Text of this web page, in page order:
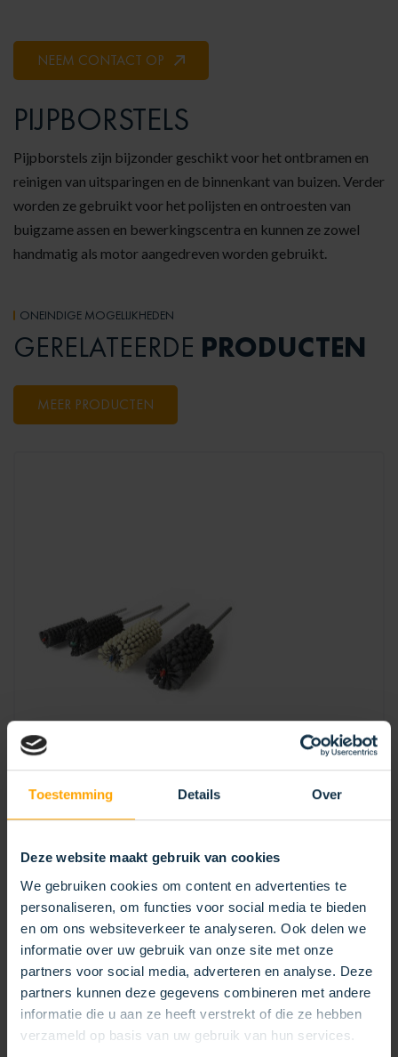
Toestemming Details Over
Deze website maakt gebruik van cookies
We gebruiken cookies om content en advertenties te
personaliseren, om functies voor social media te bieden
en om ons websiteverkeer te analyseren. Ook delen we
informatie over uw gebruik van onze site met onze
partners voor social media, adverteren en analyse. Deze
partners kunnen deze gegevens combineren met andere
informatie die u aan ze heeft verstrekt of die ze hebben
verzameld op basis van uw gebruik van hun services.
NEEM CONTACT OP
PIJPBORSTELS
Pijpborstels zijn bijzonder geschikt voor het ontbramen en
reinigen van uitsparingen en de binnenkant van buizen. Verder
worden ze gebruikt voor het polijsten en ontroesten van
buigzame assen en bewerkingscentra en kunnen ze zowel
handmatig als motor aangedreven worden gebruikt.
ONEINDIGE MOGELIJKHEDEN
GERELATEERDE PRODUCTEN
MEER PRODUCTEN
ALPHAHON